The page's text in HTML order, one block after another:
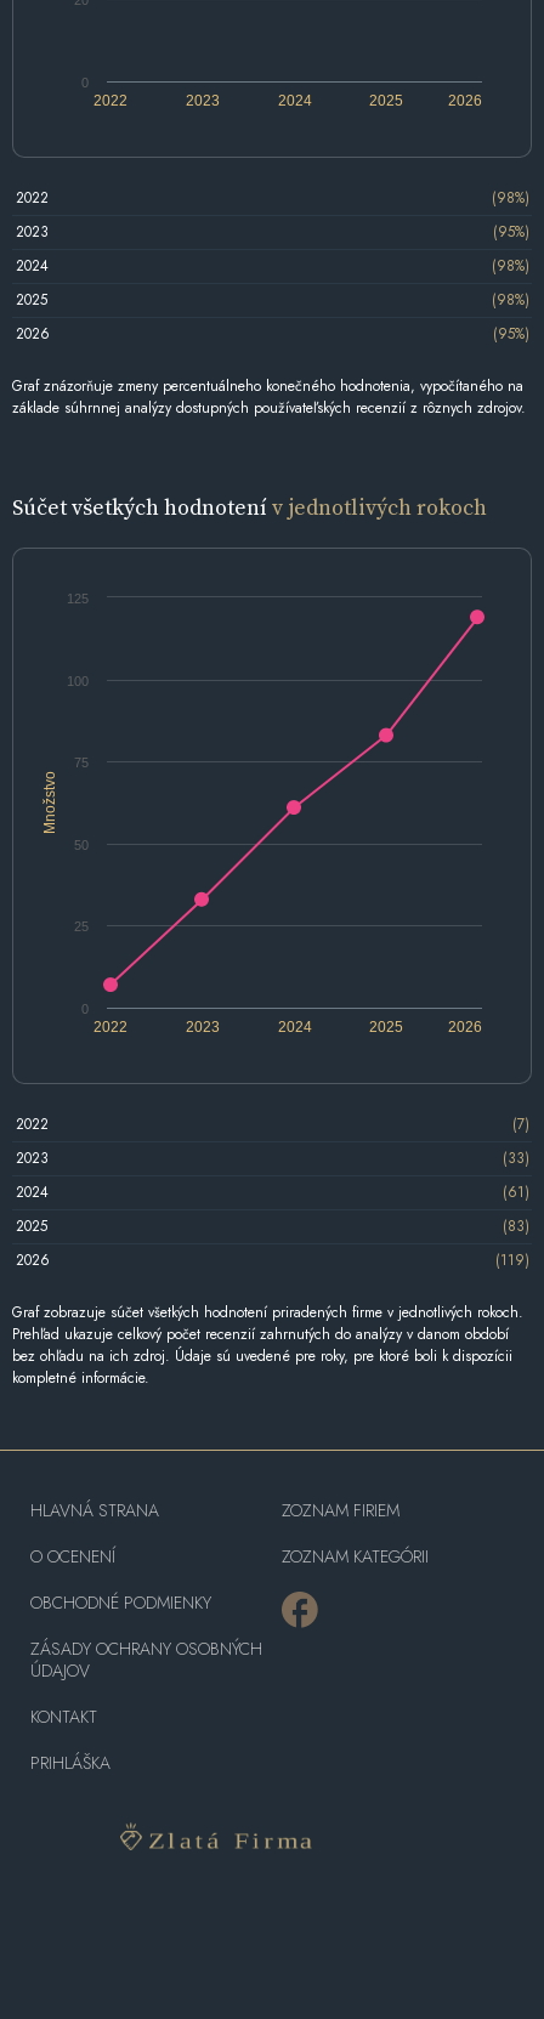
2022 2024 2026
2023 2025
0
2022
(98%)
2023
(95%)
2024
(98%)
2025
(98%)
2026
(95%)
Graf znázorňuje zmeny percentuálneho konečného hodnotenia, vypočítaného na
základe súhrnnej analýzy dostupných používateľských recenzií z rôznych zdrojov.
Súčet všetkých hodnotenív jednotlivých rokoch
Množstvo
2022 2024 2026
2023 2025
0
25
50
75
100
125
2022
(7)
2023
(33)
2024
(61)
2025
(83)
2026
(119)
Graf zobrazuje súčet všetkých hodnotení priradených firme v jednotlivých rokoch.
Prehľad ukazuje celkový počet recenzií zahrnutých do analýzy v danom období
bez ohľadu na ich zdroj. Údaje sú uvedené pre roky, pre ktoré boli k dispozícii
kompletné informácie.
HLAVNÁ STRANA
O OCENENÍ
OBCHODNÉ PODMIENKY
ZÁSADY OCHRANY OSOBNÝCH
ÚDAJOV
KONTAKT
PRIHLÁŠKA
ZOZNAM FIRIEM
ZOZNAM KATEGÓRII